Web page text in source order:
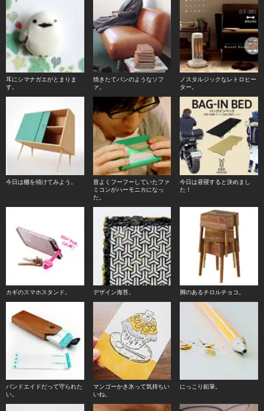
耳にシマナガエがとまりま
す。
焼きたてパンのようなソフ
ァ。
ノスタルジックなレトロヒー
ター。
今日は棚を傾けてみよう。
昔よくフーフーしていたファ
ミコンがハーモニカになっ
た。
今日は昼寝すると決めまし
た！
カギのスマホスタンド。 デザイン海苔。 脚のあるチロルチョコ。
バンドエイドだって守られた
い。
マンゴーかき氷って気持ちい
いね。
にっこり鉛筆。